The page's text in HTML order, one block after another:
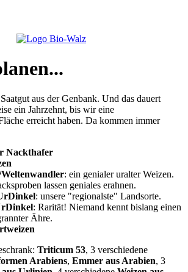
aus der Genbank. Und das dauert
ein Jahrzehnt, bis wir eine
erreicht haben. Da kommen immer
Nackthafer
: ein genialer uralter Weizen.
lassen geniales erahnen.
: unsere "regionalste" Landsorte.
: Rarität! Niemand kennt bislang einen
Ähre.
Triticum 53, 3 verschiedene
Arabiens, Emmer aus Arabien, 3